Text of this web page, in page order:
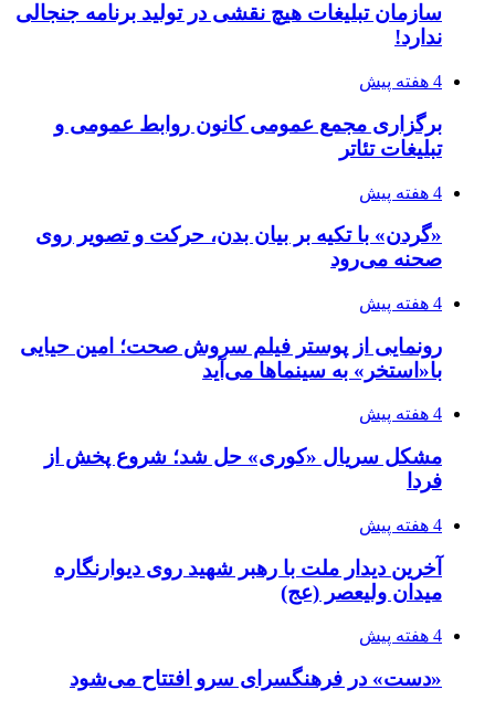
سازمان تبلیغات هیچ نقشی در تولید برنامه جنجالی
ندارد!
4 هفته پیش
برگزاری مجمع عمومی کانون روابط عمومی و
تبلیغات تئاتر
4 هفته پیش
«گردن» با تکیه بر بیان بدن، حرکت و تصویر روی
صحنه می‌رود
4 هفته پیش
رونمایی از پوستر فیلم سروش صحت؛ امین حیایی
با«استخر» به سینماها می‌آید
4 هفته پیش
مشکل سریال «کوری» حل شد؛ شروع پخش از
فردا
4 هفته پیش
آخرین دیدار ملت با رهبر شهید روی دیوارنگاره
میدان ولیعصر (عج)
4 هفته پیش
«دست» در فرهنگسرای سرو افتتاح می‌شود